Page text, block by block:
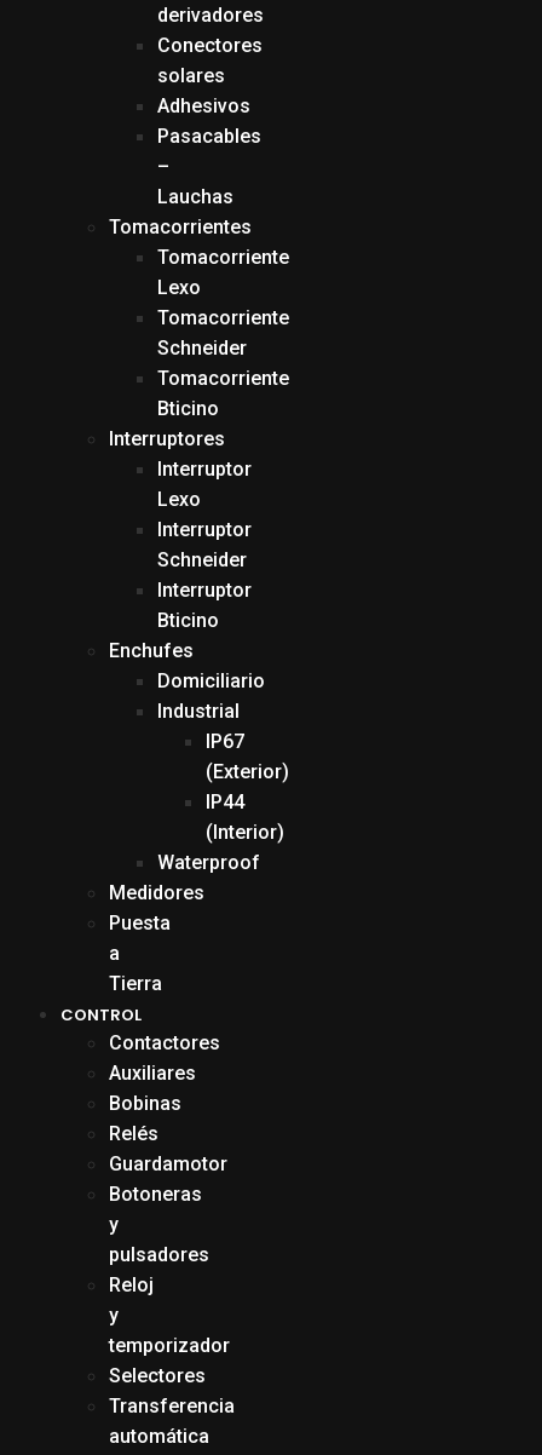
derivadores
Conectores
solares
Adhesivos
Pasacables
–
Lauchas
Tomacorrientes
Tomacorriente
Lexo
Tomacorriente
Schneider
Tomacorriente
Bticino
Interruptores
Interruptor
Lexo
Interruptor
Schneider
Interruptor
Bticino
Enchufes
Domiciliario
Industrial
IP67
(Exterior)
IP44
(Interior)
Waterproof
Medidores
Puesta
a
Tierra
CONTROL
Contactores
Auxiliares
Bobinas
Relés
Guardamotor
Botoneras
y
pulsadores
Reloj
y
temporizador
Selectores
Transferencia
automática